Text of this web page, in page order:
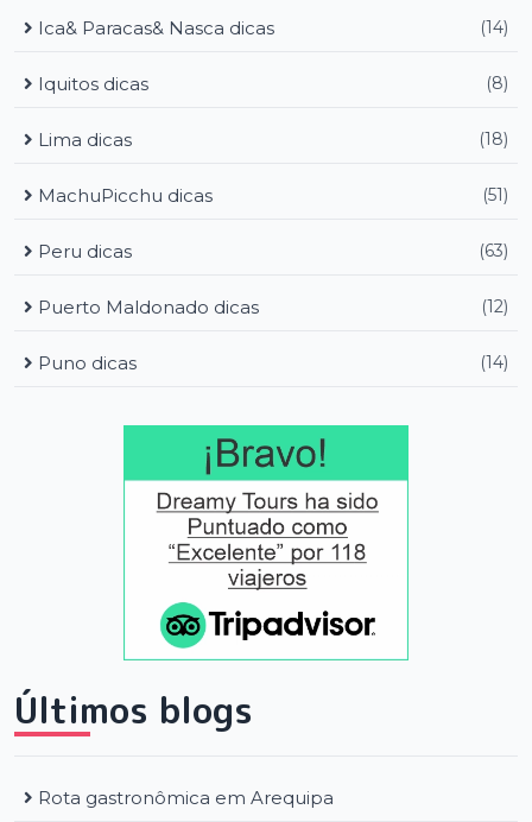
Ica& Paracas& Nasca dicas (14)
Iquitos dicas (8)
Lima dicas (18)
MachuPicchu dicas (51)
Peru dicas (63)
Puerto Maldonado dicas (12)
Puno dicas (14)
Últimos blogs
Rota gastronômica em Arequipa